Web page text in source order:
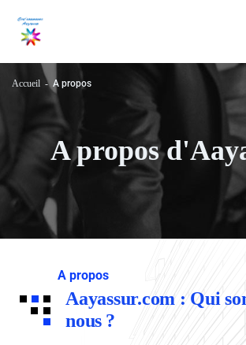
A propos
Accueil A propos
A propos
Aayassur.com : Qui
nous ?